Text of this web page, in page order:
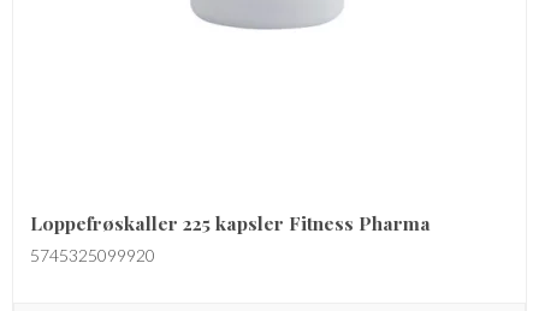
Loppefrøskaller 225 kapsler Fitness Pharma
5745325099920